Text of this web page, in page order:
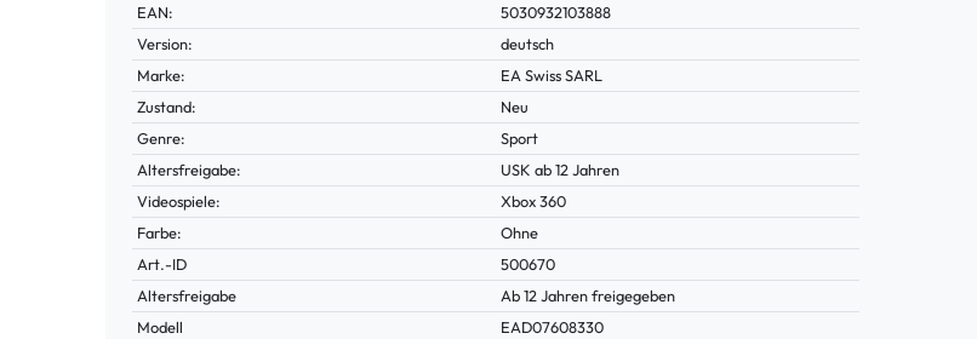
Technisches
Merkmal
Wert
EAN:
5030932103888
Version:
deutsch
Marke:
EA Swiss SARL
Zustand:
Neu
Genre:
Sport
Altersfreigabe:
USK ab 12 Jahren
Videospiele:
Xbox 360
Farbe:
Ohne
Technisches
Merkmal
Wert
Art.-ID
500670
Altersfreigabe
Ab 12 Jahren freigegeben
Modell
EAD07608330